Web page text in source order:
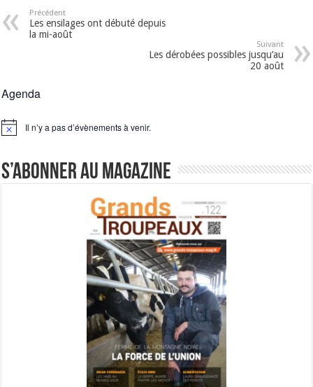
Précédent
Les ensilages ont débuté depuis
la mi-août
Suivant
Les dérobées possibles jusqu’au
20 août
Agenda
Notice Il n’y a pas d’évènements à venir.
S’abonner au magazine